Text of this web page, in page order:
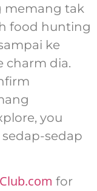
memang tak
food hunting
ke
charm dia.
you
sedap
for